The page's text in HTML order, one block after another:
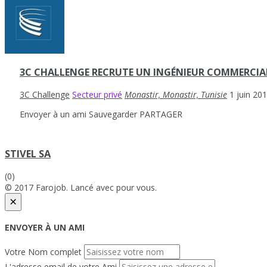
3C CHALLENGE RECRUTE UN INGÉNIEUR
3C Challenge Secteur privé Monastir, Monastir, Tunisie 1 juin
Envoyer à un ami Sauvegarder PARTAGER
STIVEL SA
(0)
© 2017 Farojob. Lancé avec pour vous.
×
ENVOYER À UN AMI
Votre Nom complet